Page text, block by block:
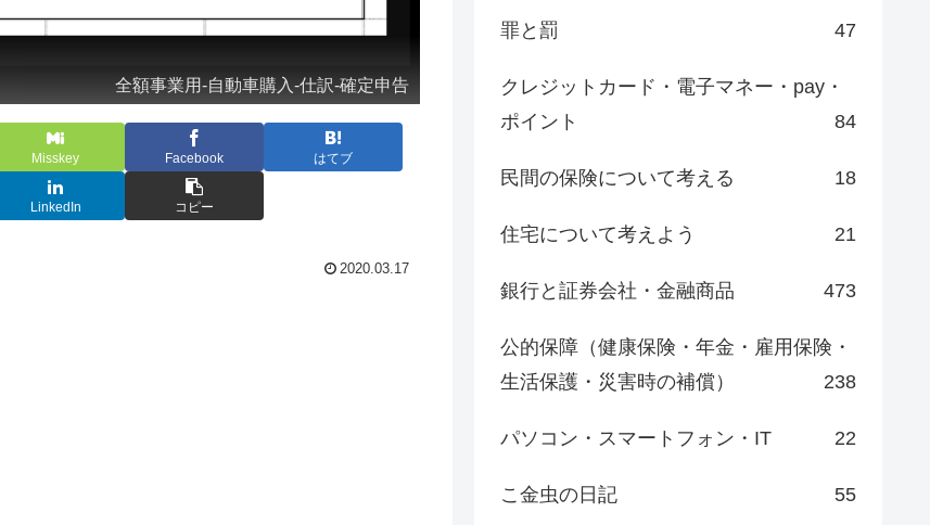
全額事業用-自動車購入-仕訳-確定申告
Misskey Facebook はてブ
LinkedIn コピー
2020.03.17
罪と罰 47
クレジットカード・電子マネー・pay・
ポイント
84
民間の保険について考える 18
住宅について考えよう 21
銀行と証券会社・金融商品 473
公的保障（健康保険・年金・雇用保険・
生活保護・災害時の補償）
238
パソコン・スマートフォン・IT 22
こ金虫の日記 55